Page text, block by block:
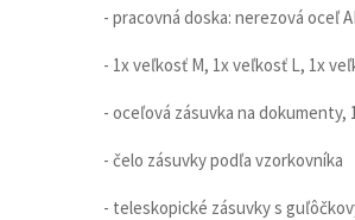
- pracovná doska: nerezová oceľ
- 1x veľkosť M, 1x veľkosť L, 1x
- oceľová zásuvka na
- čelo zásuvky podľa vzorkovníka
- teleskopické zásuvky s